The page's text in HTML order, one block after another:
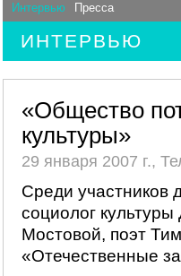
Интервью Пресса
ИНТЕРВЬЮ
«Общество
культуры»
29 января 2007 г.,
Среди участников
социолог
Мостовой, поэт
«Отечественные